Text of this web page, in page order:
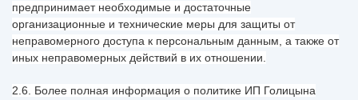
предпринимает необходимые и достаточные
организационные и технические меры для защиты от
неправомерного доступа к персональным данным, а также от
иных неправомерных действий в их отношении.
2.6. Более полная информация о политике ИП Голицына